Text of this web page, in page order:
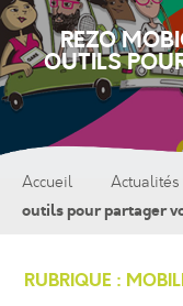
REZO
OUTILS
Accueil Actualités
outils pour partager
RUBRIQUE :